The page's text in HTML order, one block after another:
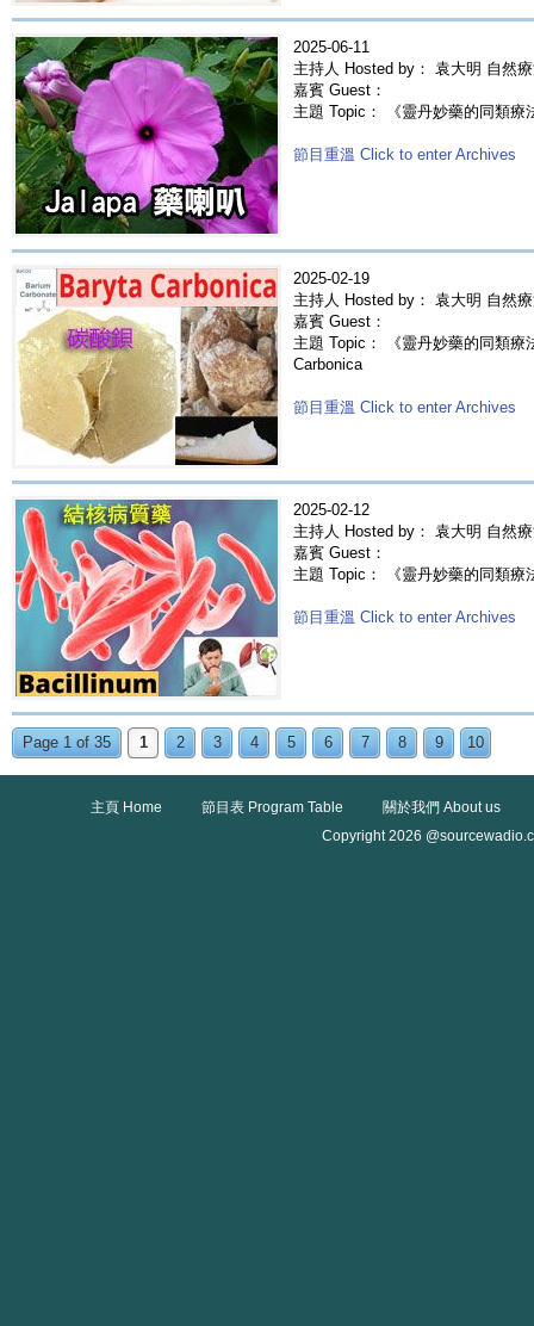
2025-06-11
主持人 Hosted by： 袁大明 自然
嘉賓 Guest：
主題 Topic： 《靈丹妙藥的同類療
節目重溫 Click to enter Archives
2025-02-19
主持人 Hosted by： 袁大明 自然
嘉賓 Guest：
主題 Topic： 《靈丹妙藥的同類療
Carbonica
節目重溫 Click to enter Archives
2025-02-12
主持人 Hosted by： 袁大明 自然
嘉賓 Guest：
主題 Topic： 《靈丹妙藥的同類
節目重溫 Click to enter Archives
Page 1 of 35 1 2 3 4 5 6 7 8 9 10
主頁 Home 節目表 Program Table
關於我們 About us
Copyright 2026